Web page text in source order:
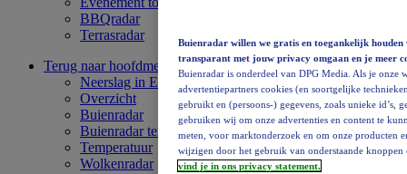
BBQradar
Terrasradar
Terug naar hoofdmenu
Europa
Neerslag in Europa
Overzicht
Buienradar
Buienradar terugkijken
Temperatuur
Wolkenradar
Buienradar willen we gratis en toegankelijk
transparant met jouw privacy omgaan en je meer
Buienradar is onderdeel van DPG Media. Als je
advertentiepartners cookies (en soortgelijke
gebruikt en (persoons-) gegevens, zoals unieke id’s,
gebruiken wij om onze advertenties en content te
meten, voor marktonderzoek en om onze producten
wijzigen door het gebruik van onderstaande
vind je in ons privacy statement.